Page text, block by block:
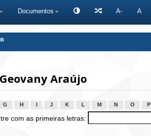
Documentos A- A
Araújo
G H J K L M N O P
com as primeiras letras: